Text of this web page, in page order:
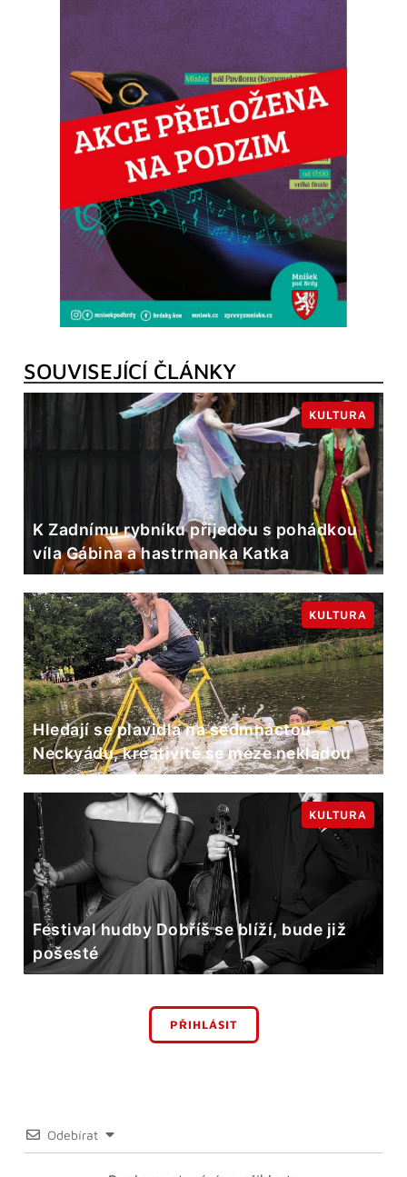
SOUVISEJÍCÍ ČLÁNKY
K Zadnímu rybníku přijedou s pohádkou
víla Gábina a hastrmanka Katka
KULTURA
Hledají se plavidla na sedmnáctou
Neckyádu, kreativitě se meze nekladou
KULTURA
Festival hudby Dobříš se blíží, bude již
pošesté
KULTURA
PŘIHLÁSIT
Odebírat